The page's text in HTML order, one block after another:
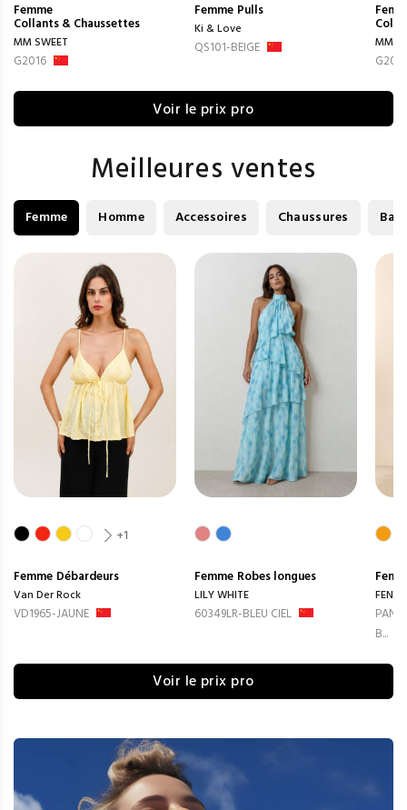
Femme
Collants & Chaussettes
MM SWEET
G2016
Femme Pulls
Ki & Love
QS101-BEIGE MM
Voir le prix pro
Meilleures ventes
Femme Homme Accessoires Chaussures
+1
Femme Débardeurs
Van Der Rock
VD1965-JAUNE
Femme Robes longues
LILY WHITE
60349LR-BLEU CIEL
B...
Voir le prix pro